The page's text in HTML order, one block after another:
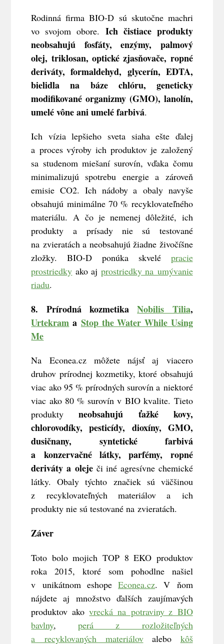
Rodinná firma BIO-D sú skutočne machri
vo svojom obore. Ich čistiace produkty
neobsahujú fosfáty, enzýmy, palmový
olej, triklosan, optické zjasňovače, ropné
deriváty, formaldehyd, glycerín, EDTA,
bielidla na báze chlóru, geneticky
modifikované organizmy (GMO), lanolín,
umelé vône ani umelé farbivá.
Ich vízia lepšieho sveta siaha ešte ďalej
a proces výroby ich produktov je založený
sa studenom miešaní surovín, vďaka čomu
minimalizujú spotrebu energie a zároveň
emisie CO2. Ich nádoby a obaly navyše
obsahujú minimálne 70 % recyklovateľného
materiálu. A čo je nemenej dôležité, ich
produkty a prísady nie sú testované
na zvieratách a neobsahujú žiadne živočíšne
zložky. BIO-D ponúka skvelé pracie
prostriedky ako ajprostriedky na umývanie
riadu.
8. Prírodná kozmetikaNobilis Tilia,
Urtekram a Stop the Water While Using
Me
Na Econea.cz môžete nájsť aj viacero
druhov prírodnej kozmetiky, ktoré obsahujú
viac ako 95 % prírodných surovín a niektoré
viac ako 80 % surovín v BIO kvalite. Tieto
produktyneobsahujú ťažké kovy,
chlorovodíky, pesticídy, dioxíny, GMO,
dusičnany, syntetické farbivá
a konzervačné látky, parfémy, ropné
deriváty a oleječi iné agresívne chemické
látky. Obaly týchto značiek sú väčšinou
z recyklovateľných materiálov a ich
produkty nie sú testované na zvieratách.
Záver
Toto bolo mojich TOP 8 EKO produktov
roka 2015, ktoré som pohodlne našiel
v unikátnom eshopeEconea.cz. V ňom
nájdete aj množstvo ďalších zaujímavých
produktov akovrecká na potraviny z BIO
bavlny,perá z rozložiteľných
a recyklovaných materiálovalebo kôš